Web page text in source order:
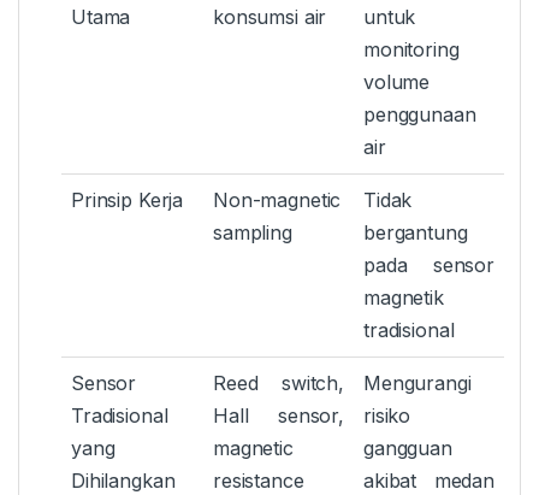
Utama
konsumsi air
untuk
monitoring
volume
penggunaan
air
Prinsip Kerja
Non-magnetic
sampling
Tidak
bergantung
pada sensor
magnetik
tradisional
Sensor
Tradisional
yang
Dihilangkan
Reed switch,
Hall sensor,
magnetic
resistance
Mengurangi
risiko
gangguan
akibat medan